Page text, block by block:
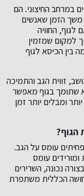
במרחב החיצוני. הם
משך הזמן שאנשים
לגוף, החוויה
למקום שמזמין
בין הכיסא לגוף
זווית הגב והתמיכה
שתומך בגוף מאפשר
ומבלים יותר זמן
הגוף?
עומס על הגב.
עומס
נכונה, השרירים
הכללית משתפרת